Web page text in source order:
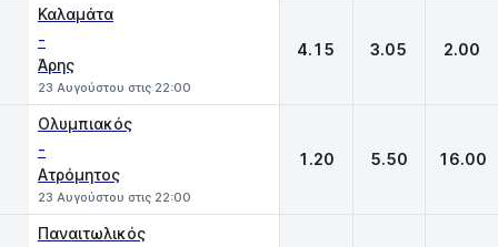
Καλαμάτα
-
Άρης
23 Αυγούστου στις 22:00
4.15 3.05 2.00
Ολυμπιακός
-
Ατρόμητος
23 Αυγούστου στις 22:00
1.20 5.50 16.00
Παναιτωλικός